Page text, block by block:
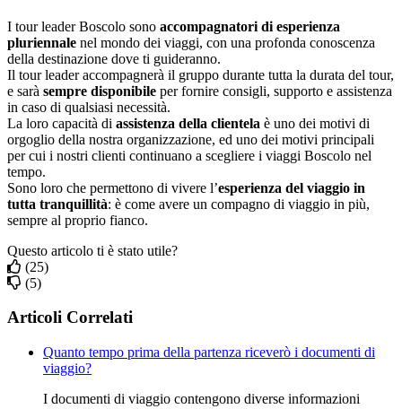
I tour leader Boscolo sono accompagnatori di esperienza
pluriennale nel mondo dei viaggi, con una profonda conoscenza
della destinazione dove ti guideranno.
Il tour leader accompagnerà il gruppo durante tutta la durata del tour,
e sarà sempre disponibile per fornire consigli, supporto e assistenza
in caso di qualsiasi necessità.
La loro capacità di assistenza della clientela è uno dei motivi di
orgoglio della nostra organizzazione, ed uno dei motivi principali
per cui i nostri clienti continuano a scegliere i viaggi Boscolo nel
tempo.
Sono loro che permettono di vivere l’esperienza del viaggio in
tutta tranquillità: è come avere un compagno di viaggio in più,
sempre al proprio fianco.
Questo articolo ti è stato utile?
(25)
(5)
Articoli Correlati
Quanto tempo prima della partenza riceverò i documenti di
viaggio?
I documenti di viaggio contengono diverse informazioni